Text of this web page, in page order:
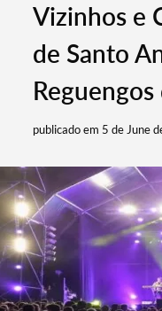
Vizinhos e
de Santo
publicado em 5 de June